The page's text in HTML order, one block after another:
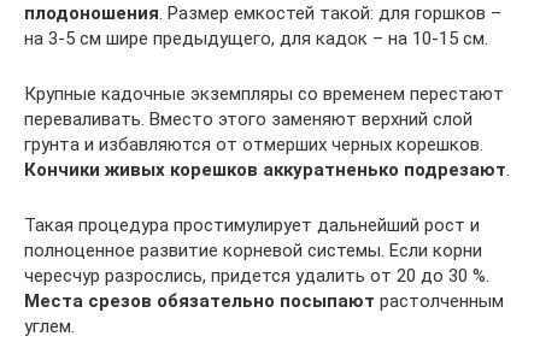
плодоношения. Размер емкостей такой: для горшков –
на 3-5 см шире предыдущего, для кадок – на 10-15 см.
Крупные кадочные экземпляры со временем перестают
переваливать. Вместо этого заменяют верхний слой
грунта и избавляются от отмерших черных корешков.
Кончики живых корешков аккуратненько подрезают.
Такая процедура простимулирует дальнейший рост и
полноценное развитие корневой системы. Если корни
чересчур разрослись, придется удалить от 20 до 30 %.
Места срезов обязательно посыпают растолченным
углем.